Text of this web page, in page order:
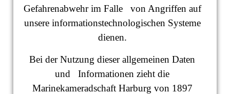
Gefahrenabwehr im Falle von Angriffen auf
unsere informationstechnologischen Systeme
dienen.
Bei der Nutzung dieser allgemeinen Daten
und Informationen zieht die
Marinekameradschaft Harburg von 1897